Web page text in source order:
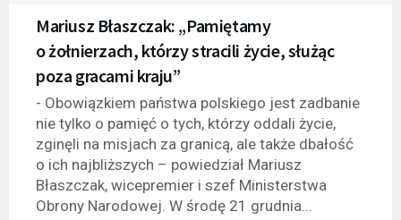
Mariusz Błaszczak: „Pamiętamy
o żołnierzach, którzy stracili życie, służąc
poza gracami kraju”
- Obowiązkiem państwa polskiego jest zadbanie
nie tylko o pamięć o tych, którzy oddali życie,
zginęli na misjach za granicą, ale także dbałość
o ich najbliższych – powiedział Mariusz
Błaszczak, wicepremier i szef Ministerstwa
Obrony Narodowej. W środę 21 grudnia...